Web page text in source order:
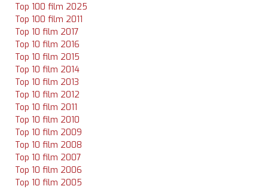
Top 100 film 2025
Top 100 film 2011
Top 10 film 2017
Top 10 film 2016
Top 10 film 2015
Top 10 film 2014
Top 10 film 2013
Top 10 film 2012
Top 10 film 2011
Top 10 film 2010
Top 10 film 2009
Top 10 film 2008
Top 10 film 2007
Top 10 film 2006
Top 10 film 2005